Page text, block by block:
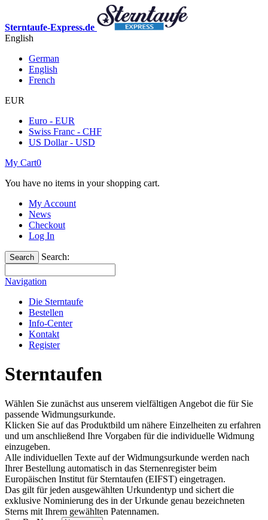
Sterntaufe-Express.de
English
German
English
French
EUR
Euro - EUR
Swiss Franc - CHF
US Dollar - USD
My Cart0
You have no items in your shopping cart.
My Account
News
Checkout
Log In
Search Search:
Navigation
Die Sterntaufe
Bestellen
Info-Center
Kontakt
Register
Sterntaufen
Wählen Sie zunächst aus unserem vielfältigen Angebot die für Sie
passende Widmungsurkunde.
Klicken Sie auf das Produktbild um nähere Einzelheiten zu erfahren
und um anschließend Ihre Vorgaben für die individuelle Widmung
einzugeben.
Alle individuellen Texte auf der Widmungsurkunde werden nach
Ihrer Bestellung automatisch in das Sternenregister beim
Europäischen Institut für Sterntaufen (EIFST) eingetragen.
Das gilt für jeden ausgewählten Urkundentyp und sichert die
exklusive Nominierung des in der Urkunde genau bezeichneten
Sterns mit Ihrem gewählten Patennamen.